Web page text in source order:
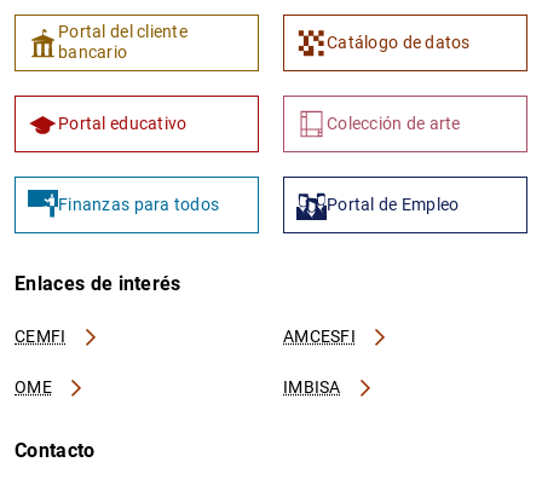
Portal del cliente
bancario
Catálogo de datos
Portal educativo Colección de arte
Finanzas para todos Portal de Empleo
Enlaces de interés
CEMFI AMCESFI
OME IMBISA
Contacto